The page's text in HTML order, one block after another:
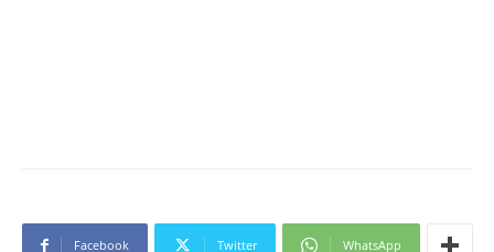
Facebook Twitter WhatsApp